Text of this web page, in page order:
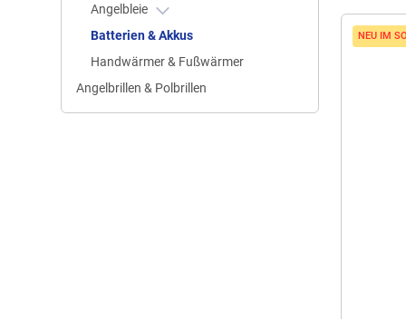
Angelbleie
Batterien & Akkus
Handwärmer & Fußwärmer
Angelbrillen & Polbrillen
NEU IM